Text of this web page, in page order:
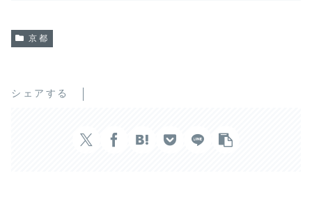
京都
シェアする